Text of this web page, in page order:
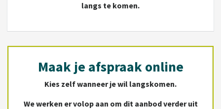
langs te komen.
Maak je afspraak online
Kies zelf wanneer je wil langskomen.
We werken er volop aan om dit aanbod verder uit